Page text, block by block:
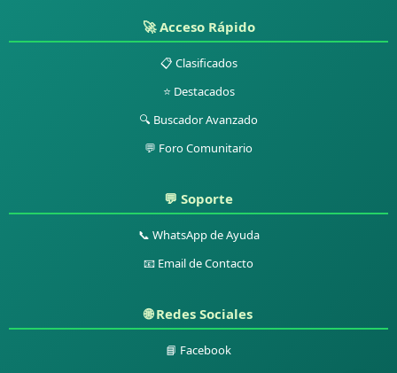
🚀 Acceso Rápido
📋 Clasificados
⭐ Destacados
🔍 Buscador Avanzado
💬 Foro Comunitario
💬 Soporte
📞 WhatsApp de Ayuda
📧 Email de Contacto
🌐 Redes Sociales
📘 Facebook